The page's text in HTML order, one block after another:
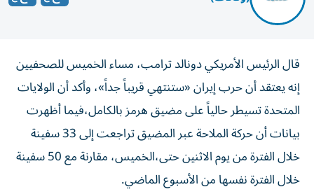
قال الرئيس الأمريكي ‌دونالد ترامب، مساء الخميس للصحفيين
إنه يعتقد ​أن حرب إيران «ستنتهي قريباً جداً»، وأكد أن الولايات
المتحدة تسيطر حالياً على مضيق هرمز بالكامل،فيما أظهرت
بيانات أن حركة الملاحة عبر المضيق تراجعت إلى 33 سفينة
خلال الفترة من يوم الاثنين حتى،الخميس، مقارنة مع 50 سفينة
خلال الفترة نفسها من الأسبوع الماضي.